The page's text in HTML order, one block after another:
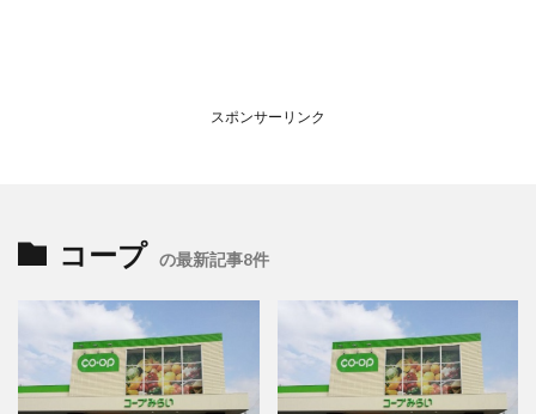
スポンサーリンク
コープ の最新記事8件